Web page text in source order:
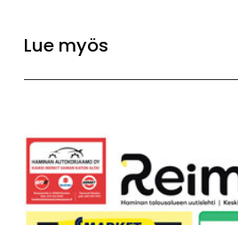
Lue myös